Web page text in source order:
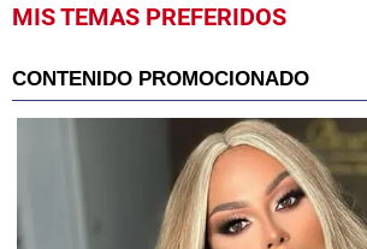
MIS TEMAS PREFERIDOS